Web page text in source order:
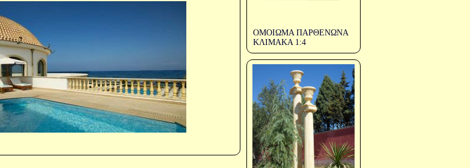
ΟΜΟΙΩΜΑ ΠΑΡΘΕΝΩΝΑ
ΚΛΙΜΑΚΑ 1:4